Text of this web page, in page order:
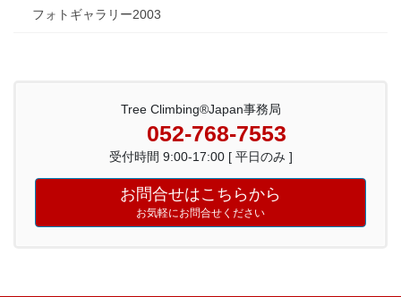
フォトギャラリー2003
Tree Climbing®Japan事務局
052-768-7553
受付時間 9:00-17:00 [ 平日のみ ]
お問合せはこちらから
お気軽にお問合せください